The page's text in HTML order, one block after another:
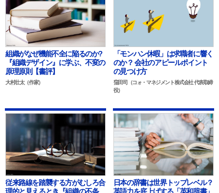
組織がなぜ機能不全に陥るのか?
『組織デザイン』に学ぶ、不変の
原理原則【書評】
大村壮太（作家）
「モンハン休暇」は求職者に響く
のか？ 会社のアピールポイント
の見つけ方
窪田司（コォ・マネジメント株式会社 代表取締
役）
従来路線を踏襲する方がむしろ合
理的と見えるとき『組織の不条
日本の辞書は世界トップレベル？
英語力を底上げする「英和辞書」